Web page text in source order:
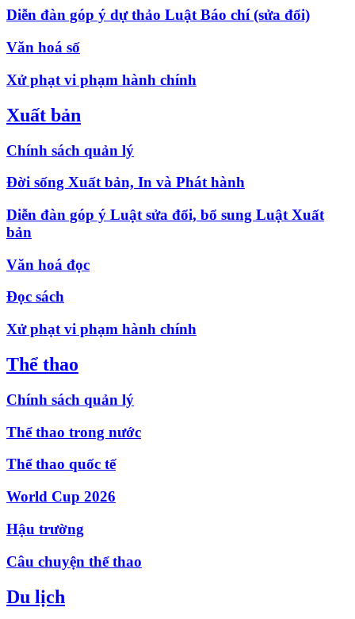
Diễn đàn góp ý dự thảo Luật Báo chí (sửa đổi)
Văn hoá số
Xử phạt vi phạm hành chính
Xuất bản
Chính sách quản lý
Đời sống Xuất bản, In và Phát hành
Diễn đàn góp ý Luật sửa đổi, bổ sung Luật Xuất
bản
Văn hoá đọc
Đọc sách
Xử phạt vi phạm hành chính
Thể thao
Chính sách quản lý
Thể thao trong nước
Thể thao quốc tế
World Cup 2026
Hậu trường
Câu chuyện thể thao
Du lịch